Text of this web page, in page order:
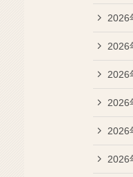
2026
2026
2026
2026
2026
2026